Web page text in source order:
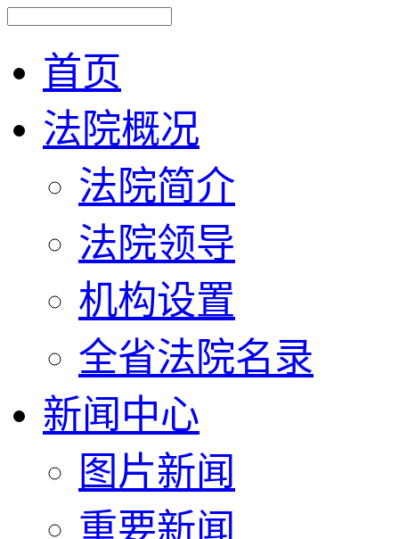
首页
法院概况
法院简介
法院领导
机构设置
全省法院名录
新闻中心
图片新闻
重要新闻